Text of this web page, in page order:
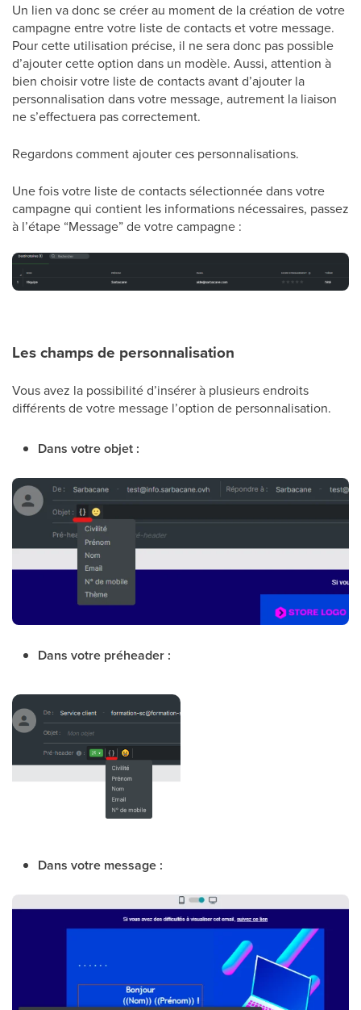
Un lien va donc se créer au moment de la création de votre
campagne entre votre liste de contacts et votre message.
Pour cette utilisation précise, il ne sera donc pas possible
d’ajouter cette option dans un modèle. Aussi, attention à
bien choisir votre liste de contacts avant d’ajouter la
personnalisation dans votre message, autrement la liaison
ne s’effectuera pas correctement.
Regardons comment ajouter ces personnalisations.
Une fois votre liste de contacts sélectionnée dans votre
campagne qui contient les informations nécessaires, passez
à l’étape “Message” de votre campagne :
Les champs de personnalisation
Vous avez la possibilité d’insérer à plusieurs endroits
différents de votre message l’option de personnalisation.
Dans votre objet :
Dans votre préheader :
Dans votre message :